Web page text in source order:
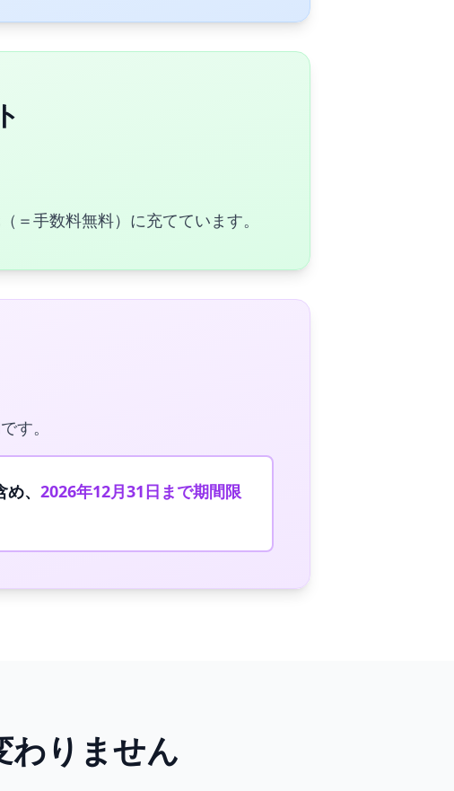
＝手数料無料）に充てています。
す。
、 2026年12月31日まで期間限
わりません